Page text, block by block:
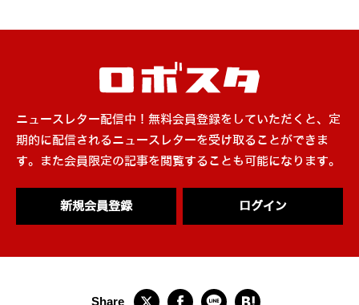
ニュースレター配信中！無料会員登録をしていただくと、定
期的に配信されるニュースレターを受け取ることができま
す。また会員限定の記事を閲覧することも可能になります。
新規会員登録 ログイン